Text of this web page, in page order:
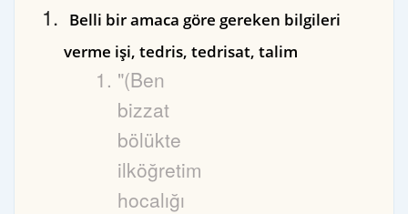
Belli bir amaca göre gereken bilgileri
verme işi, tedris, tedrisat, talim
"(Ben
bizzat
bölükte
ilköğretim
hocalığı